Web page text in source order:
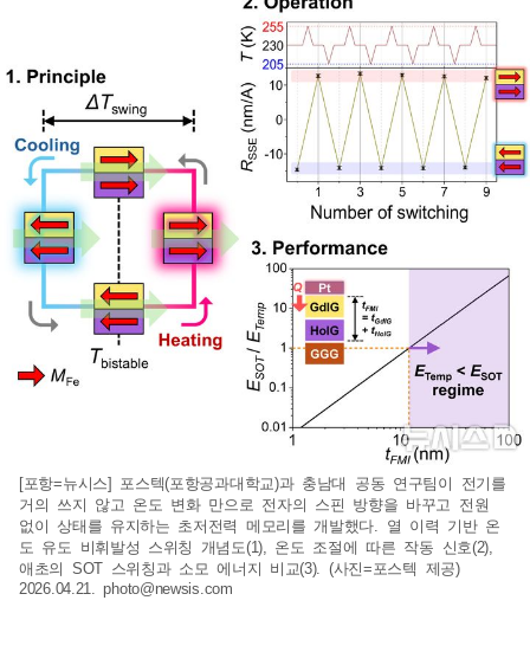
[포항=뉴시스] 포스텍(포항공과대학교)과 충남대 공동 연구팀이 전기를
거의 쓰지 않고 온도 변화 만으로 전자의 스핀 방향을 바꾸고 전원
없이 상태를 유지하는 초저전력 메모리를 개발했다. 열 이력 기반 온
도 유도 비휘발성 스위칭 개념도(1), 온도 조절에 따른 작동 신호(2),
애초의 SOT 스위칭과 소모 에너지 비교(3). (사진=포스텍 제공)
2026.04.21.photo@newsis.com